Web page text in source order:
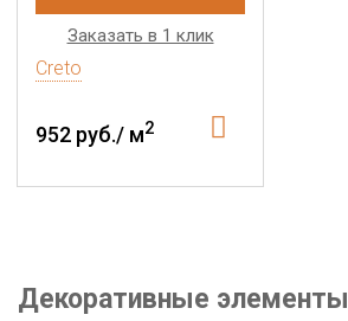
Заказать в 1 клик
Creto
952 руб./ м2
Декоративные элементы